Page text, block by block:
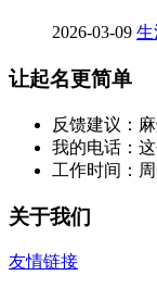
2026-03-09 生
让起名更简单
反馈建议：
我的电话：
工作时间：
关于我们
友情链接